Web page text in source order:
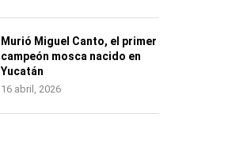
Murió Miguel Canto, el primer
campeón mosca nacido en
Yucatán
16 abril, 2026